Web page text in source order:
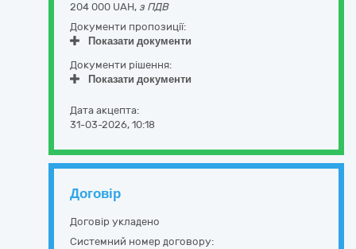
204 000 UAH, з ПДВ
Документи пропозиції:
Показати документи
Документи рішення:
Показати документи
Дата акцепта:
31-03-2026, 10:18
Договір
Договір укладено
Системний номер договору: